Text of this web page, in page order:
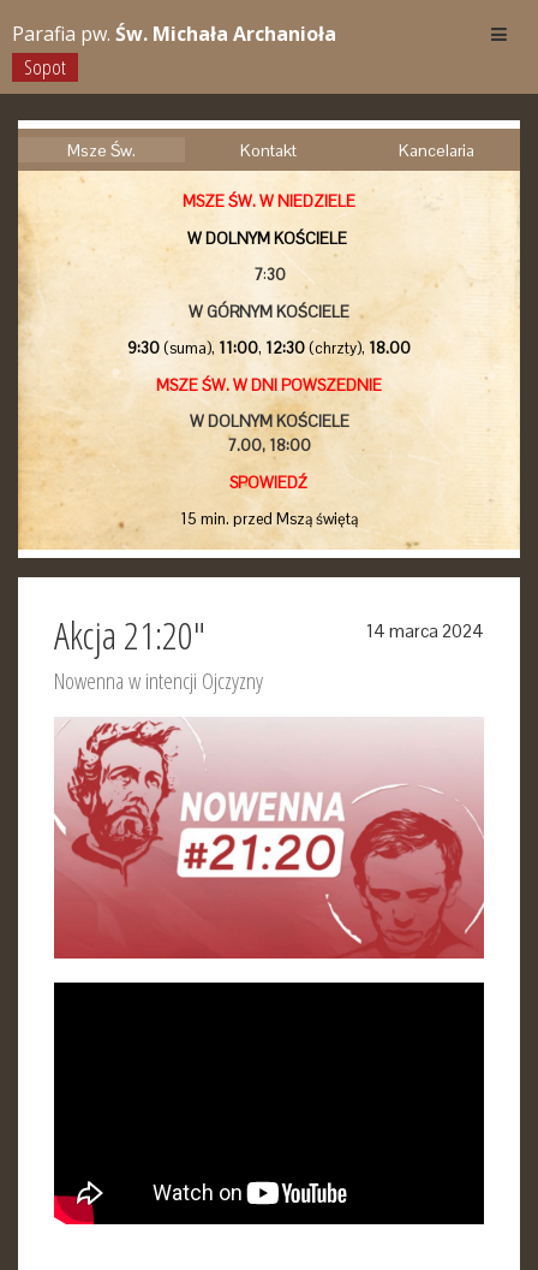
Parafia pw. Św. Michała Archanioła
Sopot
Msze Św. Kontakt Kancelaria
MSZE ŚW. W NIEDZIELE
W DOLNYM KOŚCIELE
7:30
W GÓRNYM KOŚCIELE
9:30(suma), 11:00, 12:30(chrzty), 18.00
MSZE ŚW. W DNI POWSZEDNIE
W DOLNYM KOŚCIELE
7.00, 18:00
SPOWIEDŹ
15 min. przed Mszą świętą
14 marca 2024
Akcja 21:20"
Nowenna w intencji Ojczyzny